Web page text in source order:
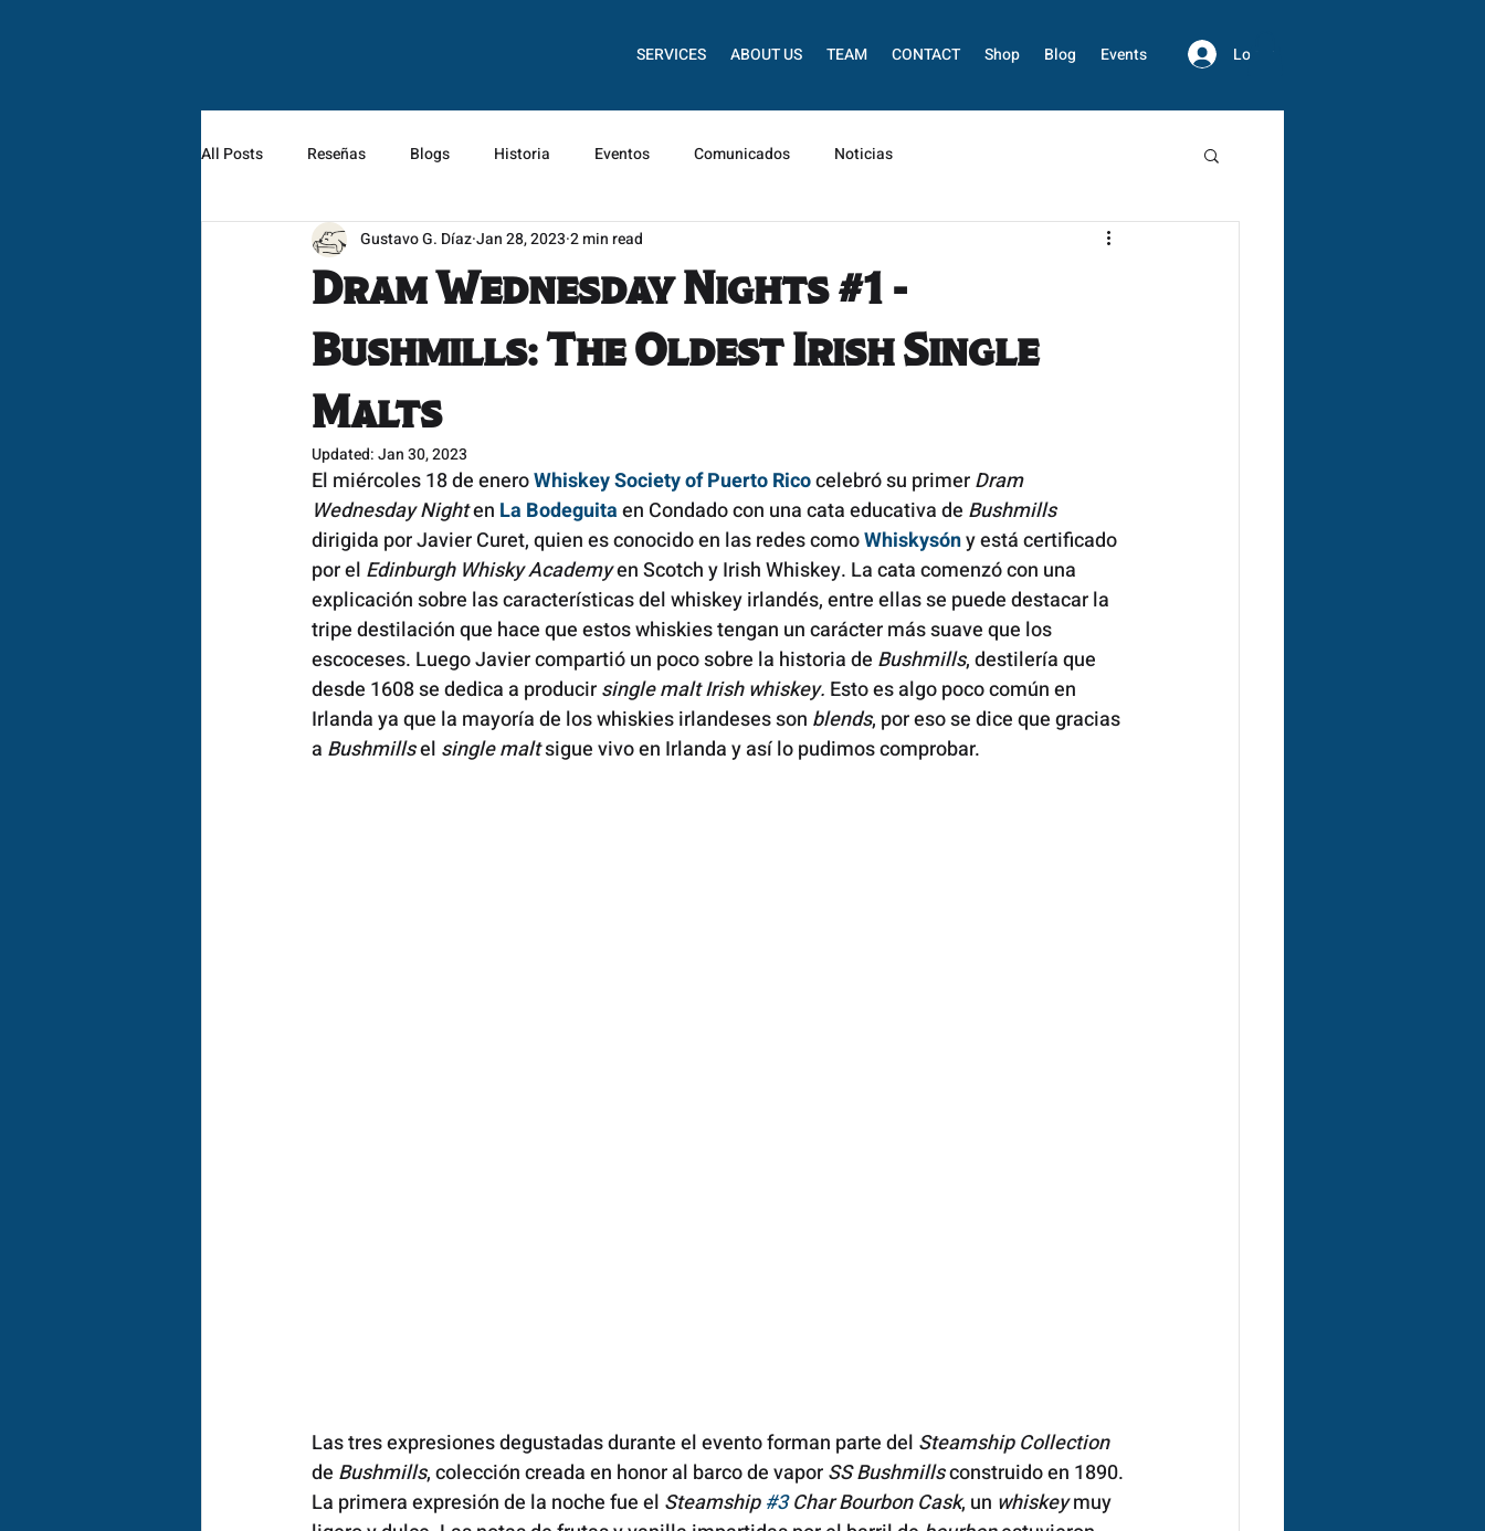
SERVICES ABOUT US TEAM CONTACT Shop Blog Events Log In
All Posts Reseñas Blogs Historia Eventos Comunicados Noticias
Dram Wednesday Nights #1 -
Bushmills: The Oldest Irish Single
Malts
Gustavo G. DíazJan 28, 2023 2 min read
Updated:Jan 30, 2023
El miércoles 18 de enero Whiskey Society of Puerto Rico celebró su primer Dram
Wednesday Night en La Bodeguitaen Condado con una cata educativa de Bushmills
dirigida por Javier Curet, quien es conocido en las redes como Whiskysóny está certificado
por el Edinburgh Whisky Academy en Scotch y Irish Whiskey. La cata comenzó con una
explicación sobre las características del whiskey irlandés, entre ellas se puede destacar la
tripe destilación que hace que estos whiskies tengan un carácter más suave que los
escoceses. Luego Javier compartió un poco sobre la historia de Bushmills, destilería que
desde 1608 se dedica a producir single malt Irish whiskey. Esto es algo poco común en
Irlanda ya que la mayoría de los whiskies irlandeses son blends, por eso se dice que gracias
a Bushmills el single malt sigue vivo en Irlanda y así lo pudimos comprobar.
Las tres expresiones degustadas durante el evento forman parte del Steamship Collection
de Bushmills, colección creada en honor al barco de vapor SS Bushmills construido en 1890.
La primera expresión de la noche fue el Steamship #3 Char Bourbon Cask, un whiskey muy